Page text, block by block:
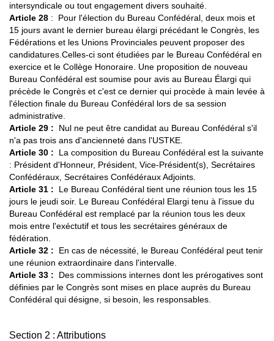
intersyndicale ou tout engagement divers souhaité.
Article 28 : Pour l'élection du Bureau Confédéral, deux mois et
15 jours avant le dernier bureau élargi précédant le Congrès, les
Fédérations et les Unions Provinciales peuvent proposer des
candidatures.Celles-ci sont étudiées par le Bureau Confédéral en
exercice et le Collège Honoraire. Une proposition de nouveau
Bureau Confédéral est soumise pour avis au Bureau Élargi qui
précède le Congrès et c'est ce dernier qui procède à main levée à
l'élection finale du Bureau Confédéral lors de sa session
administrative.
Article 29 : Nul ne peut être candidat au Bureau Confédéral s'il
n'a pas trois ans d'ancienneté dans l'USTKE.
Article 30 : La composition du Bureau Confédéral est la suivante
: Président d'Honneur, Président, Vice-Président(s), Secrétaires
Confédéraux, Secrétaires Confédéraux Adjoints.
Article 31 : Le Bureau Confédéral tient une réunion tous les 15
jours le jeudi soir. Le Bureau Confédéral Elargi tenu à l'issue du
Bureau Confédéral est remplacé par la réunion tous les deux
mois entre l'exéctutif et tous les secrétaires généraux de
fédération.
Article 32 : En cas de nécessité, le Bureau Confédéral peut tenir
une réunion extraordinaire dans l'intervalle.
Article 33 : Des commissions internes dont les prérogatives sont
définies par le Congrès sont mises en place auprès du Bureau
Confédéral qui désigne, si besoin, les responsables.
Section 2 : Attributions